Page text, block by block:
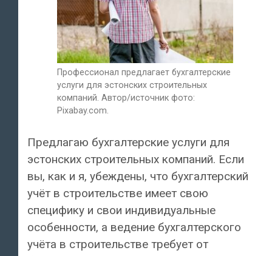
Профессионал предлагает бухгалтерские
услуги для эстонских строительных
компаний. Автор/источник фото:
Pixabay.com.
Предлагаю бухгалтерские услуги для
эстонских строительных компаний. Если
вы, как и я, убеждены, что бухгалтерский
учёт в строительстве имеет свою
специфику и свои индивидуальные
особенности, а ведение бухгалтерского
учёта в строительстве требует от